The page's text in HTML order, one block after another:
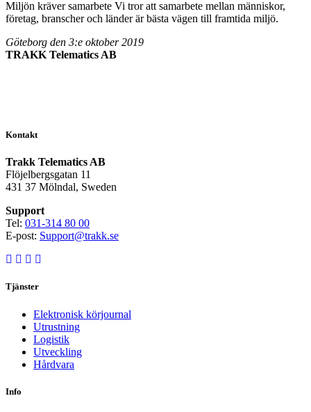
Miljön kräver samarbete Vi tror att samarbete mellan människor,
företag, branscher och länder är bästa vägen till framtida miljö.
Göteborg den 3:e oktober 2019
TRAKK Telematics AB
Kontakt
Trakk Telematics AB
Flöjelbergsgatan 11
431 37 Mölndal, Sweden
Support
Tel: 031-314 80 00
E-post: Support@trakk.se
Tjänster
Elektronisk körjournal
Utrustning
Logistik
Utveckling
Hårdvara
Info